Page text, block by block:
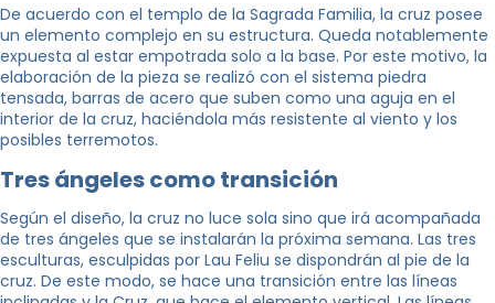
De acuerdo con el templo de la Sagrada Familia, la cruz posee
un elemento complejo en su estructura. Queda notablemente
expuesta al estar empotrada solo a la base. Por este motivo, la
elaboración de la pieza se realizó con el sistema piedra
tensada, barras de acero que suben como una aguja en el
interior de la cruz, haciéndola más resistente al viento y los
posibles terremotos.
Tres ángeles como transición
Según el diseño, la cruz no luce sola sino que irá acompañada
de tres ángeles que se instalarán la próxima semana. Las tres
esculturas, esculpidas por Lau Feliu se dispondrán al pie de la
cruz. De este modo, se hace una transición entre las líneas